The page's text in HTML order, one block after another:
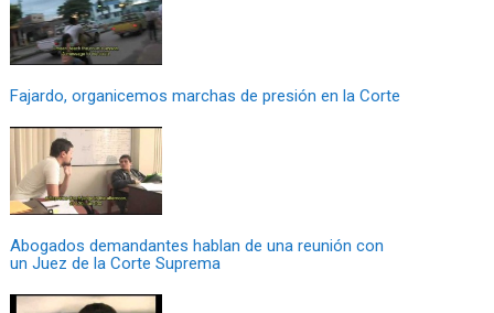
Fajardo, organicemos marchas de presión en la Corte
Abogados demandantes hablan de una reunión con
un Juez de la Corte Suprema